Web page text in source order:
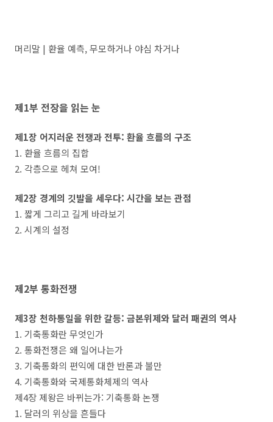
머리말 | 환율 예측, 무모하거나 야심 차거나
제1부 전장을 읽는 눈
제1장 어지러운 전쟁과 전투: 환율 흐름의 구조
1. 환율 흐름의 집합
2. 각층으로 헤쳐 모여!
제2장 경계의 깃발을 세우다: 시간을 보는 관점
1. 짧게 그리고 길게 바라보기
2. 시계의 설정
제2부 통화전쟁
제3장 천하통일을 위한 갈등: 금본위제와 달러 패권의 역사
1. 기축통화란 무엇인가
2. 통화전쟁은 왜 일어나는가
3. 기축통화의 편익에 대한 반론과 불만
4. 기축통화와 국제통화체제의 역사
제4장 제왕은 바뀌는가: 기축통화 논쟁
1. 달러의 위상을 흔들다